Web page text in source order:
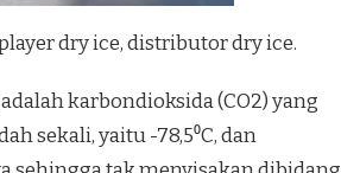
dry ice, distributor dry ice.
karbondioksida (CO2) yang
sekali, yaitu -78,5⁰C, dan